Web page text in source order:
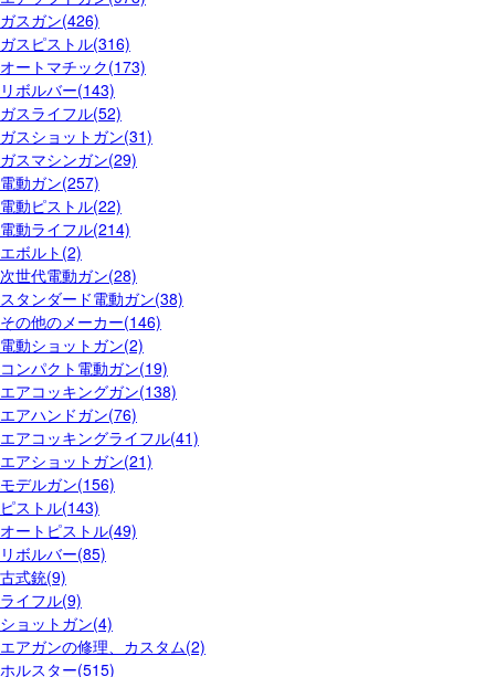
ガスガン(426)
ガスピストル(316)
オートマチック(173)
リボルバー(143)
ガスライフル(52)
ガスショットガン(31)
ガスマシンガン(29)
電動ガン(257)
電動ピストル(22)
電動ライフル(214)
エボルト(2)
次世代電動ガン(28)
スタンダード電動ガン(38)
その他のメーカー(146)
電動ショットガン(2)
コンパクト電動ガン(19)
エアコッキングガン(138)
エアハンドガン(76)
エアコッキングライフル(41)
エアショットガン(21)
モデルガン(156)
ピストル(143)
オートピストル(49)
リボルバー(85)
古式銃(9)
ライフル(9)
ショットガン(4)
エアガンの修理、カスタム(2)
ホルスター(515)